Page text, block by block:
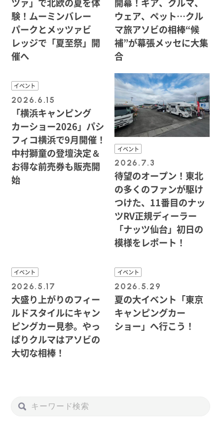
験！ムーミンバレー
パークとメッツァビ
レッジで「夏至祭」開
催へ
ウェア、ペット…クル
マ旅アソビの相棒“候
補”が幕張メッセに大集
合
イベント
2026.6.15
「横浜キャンピング
カーショー2026」パシ
フィコ横浜で9月開催！
中村獅童の登壇決定＆
お得な前売券も販売開
始
イベント
2026.7.3
待望のオープン！東北
の多くのファンが駆け
つけた、11番目のナッ
ツRV正規ディーラー
「ナッツ仙台」初日の
模様をレポート！
イベント
2026.5.17
大盛り上がりのフィー
ルドスタイルにキャン
ピングカー見参。やっ
ぱりクルマはアソビの
大切な相棒！
イベント
2026.5.29
夏の大イベント「東京
キャンピングカー
ショー」へ行こう！